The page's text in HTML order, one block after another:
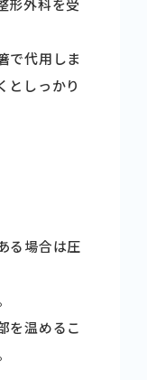
形外科を受
で代用しま
としっかり
る場合は圧
を温めるこ